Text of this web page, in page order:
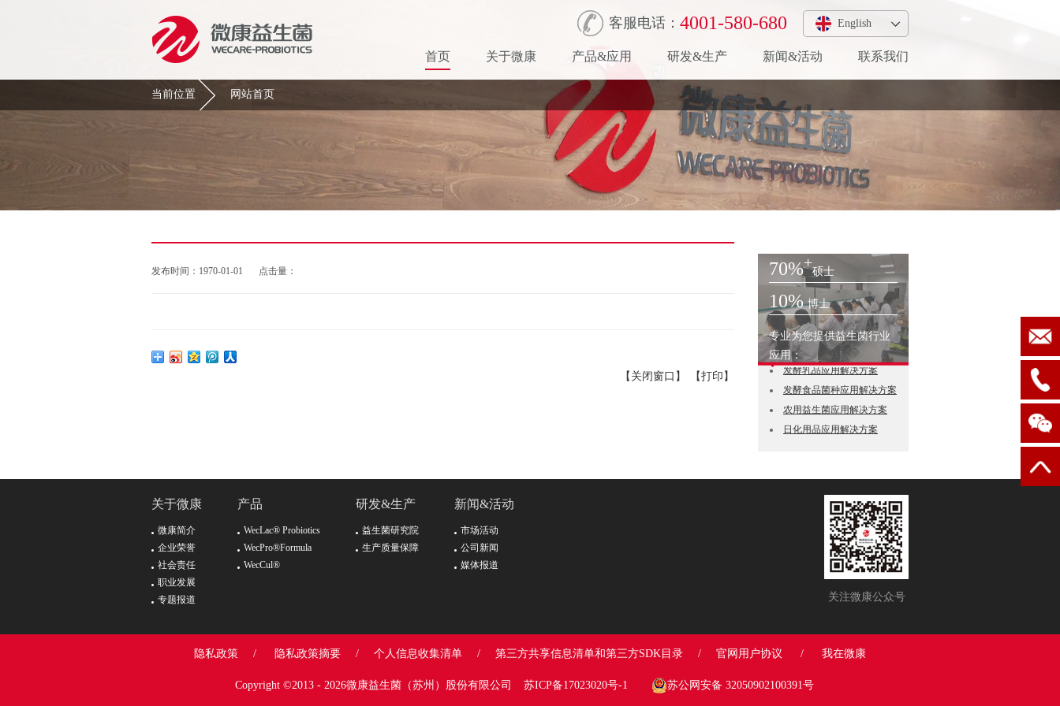
客服电话： 4001-580-680 English
首页 关于微康 产品&应用 研发&生产 新闻&活动 联系我们
当前位置 网站首页
发布时间：1970-01-01 点击量：
【打印】
【关闭窗口】
70%+
硕士
10% 博士
专业为您提供益生菌行业
应用：益生菌菌粉应用解决方案
发酵乳品应用解决方案
发酵食品菌种应用解决方案
农用益生菌应用解决方案
日化用品应用解决方案
关于微康
微康简介
企业荣誉
社会责任
职业发展
专题报道
产品
WecLac® Probiotics
WecPro®Formula
WecCul®
研发&生产
益生菌研究院
生产质量保障
新闻&活动
市场活动
公司新闻
媒体报道
关注微康公众号
隐私政策 / 隐私政策摘要 / 个人信息收集清单 / 第三方共享信息清单和第三方SDK目录 / 官网用户协议 / 我在微康
Copyright ©2013 - 2026微康益生菌（苏州）股份有限公司 苏ICP备17023020号-1 苏公网安备 32050902100391号